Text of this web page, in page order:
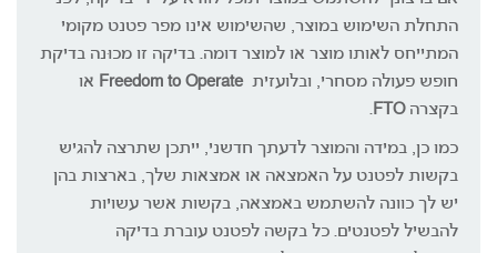
התחלת השימוש במוצר, שהשימוש אינו מפר פטנט מקומי
המתייחס לאותו מוצר או למוצר דומה. בדיקה זו מכוּנה בדיקת
חופש פעולה מסחרי, ובלועזיתFreedom to Operate או
בקצרהFTO
.
כמו כן, במידה והמוצר לדעתך חדשני, ייתכן שתרצה להגיש
בקשות לפטנט על האמצאה או אמצאות שלך, בארצות בהן
יש לך כוונה להשתמש באמצאה, בקשות אשר עשויות
להבשיל לפטנטים. כל בקשה לפטנט עוברת בדיקה